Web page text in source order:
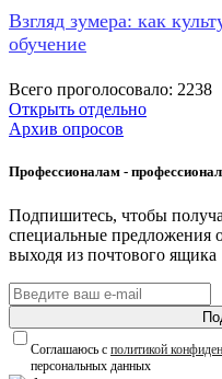
Взгляд зумера: как
обучение
Всего проголосовало: 2238
Открыть отдельно
Архив опросов
Профессионалам -
Подпишитесь, чтобы
специальные предложения
выходя из почтового ящика
Соглашаюсь с политикой
персональных данных